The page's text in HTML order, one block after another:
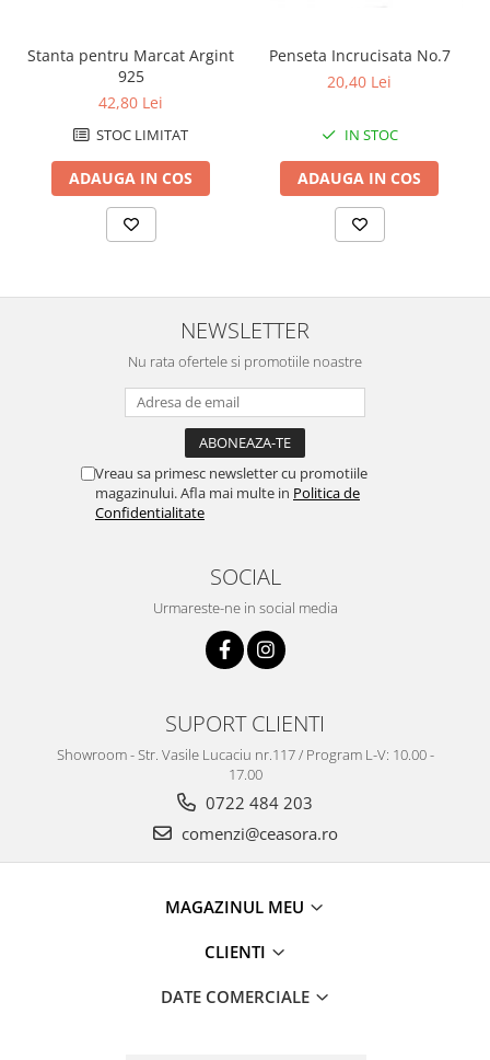
Stanta pentru Marcat Argint
925
42,80 Lei
STOC LIMITAT
ADAUGA IN COS
Penseta Incrucisata No.7
20,40 Lei
IN STOC
ADAUGA IN COS
NEWSLETTER
Nu rata ofertele si promotiile noastre
Vreau sa primesc newsletter cu promotiile
magazinului. Afla mai multe in Politica de
Confidentialitate
SOCIAL
Urmareste-ne in social media
SUPORT CLIENTI
Showroom - Str. Vasile Lucaciu nr.117 / Program L-V: 10.00 -
17.00
0722 484 203
comenzi@ceasora.ro
MAGAZINUL MEU
CLIENTI
DATE COMERCIALE